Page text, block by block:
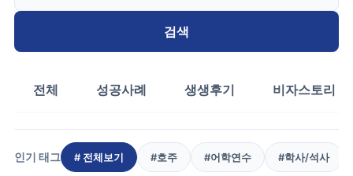
검색
전체 성공사례 생생후기 비자스토리
인기 태그 # 전체보기 #호주 #어학연수 #학사/석사